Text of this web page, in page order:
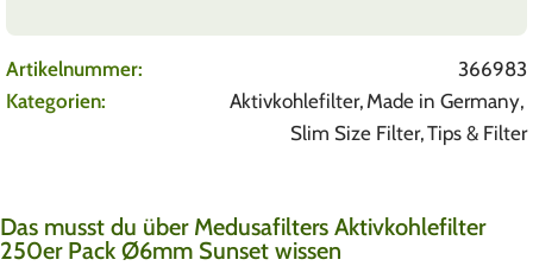
Artikelnummer:
366983
Kategorien:
Aktivkohlefilter, Made in Germany,
Slim Size Filter,Tips & Filter
Das musst du über Medusafilters Aktivkohlefilter
250er Pack Ø6mm Sunset wissen